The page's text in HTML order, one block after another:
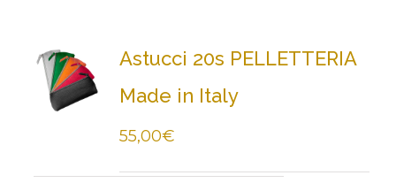
Astucci 20s PELLETTERIA
Made in Italy
55,00€